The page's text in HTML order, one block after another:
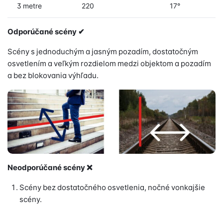
3 metre 220 17°
Odporúčané scény✔
Scény s jednoduchým a jasným pozadím, dostatočným
osvetlením a veľkým rozdielom medzi objektom a pozadím
a bez blokovania výhľadu.
Neodporúčané scény❌
Scény bez dostatočného osvetlenia, nočné vonkajšie
scény.